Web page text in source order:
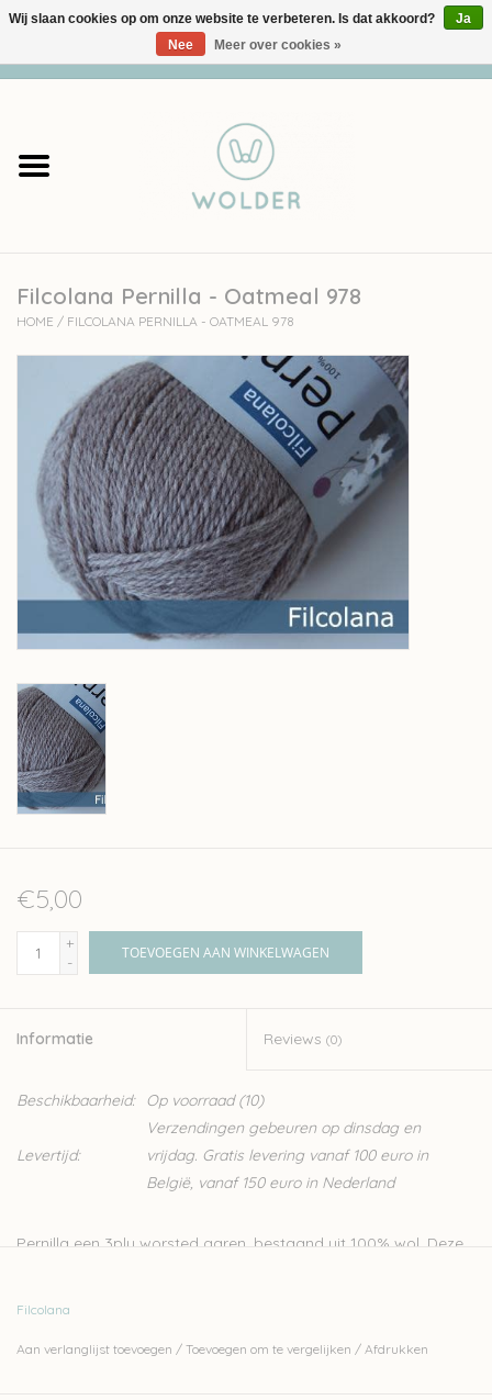
Garens
Accessoires
workshops
Cadeaubon
Solden
Over wolder
Filcolana Pernilla - Oatmeal 978
HOME / FILCOLANA PERNILLA - OATMEAL 978
€5,00
+
-
TOEVOEGEN AAN WINKELWAGEN
Informatie Reviews (0)
Beschikbaarheid: Op voorraad(10)
Levertijd:
Verzendingen gebeuren op dinsdag en
vrijdag. Gratis levering vanaf 100 euro in
België, vanaf 150 euro in Nederland
Pernilla een 3ply worsted garen, bestaand uit 100% wol. Deze
Filcolana
Aan verlanglijst toevoegen / Toevoegen om te vergelijken / Afdrukken
Wij slaan cookies op om onze website te verbeteren. Is dat akkoord?
Ja
Nee
Meer over cookies »